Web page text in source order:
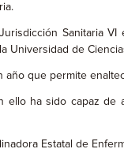
Sanitaria
Universidad de
año que permite
ello ha sido capaz de
Estatal de